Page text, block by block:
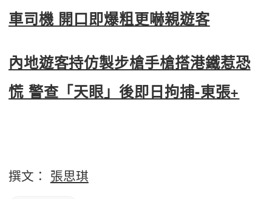
車司機 開口即爆粗更嚇親遊客
內地遊客持仿製步槍手槍搭港鐵惹恐
慌 警查「天眼」後即日拘捕-東張+
撰文： 張思琪